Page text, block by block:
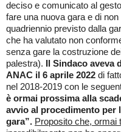
deciso e comunicato al
fare una nuova gara e di
quadriennio previsto dalla
che ha valutato non
senza gare la costruzione
palestra). Il Sindaco aveva
ANAC il 6 aprile 2022 di
nel 2018-2019 con le
è ormai prossima alla
avvio al procedimento per
gara”. Proposito che, ormai